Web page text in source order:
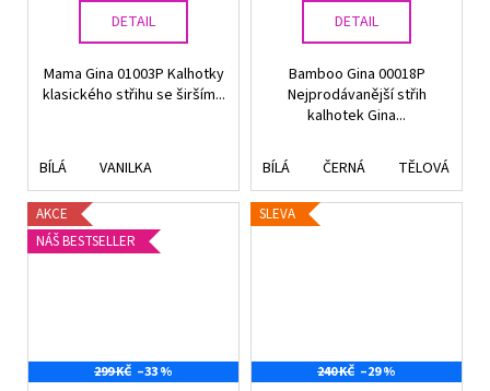
DETAIL
Mama Gina 01003P Kalhotky
klasického střihu se širším...
BÍLÁ VANILKA
DETAIL
Bamboo Gina 00018P
Nejprodávanější střih
kalhotek Gina...
BÍLÁ ČERNÁ TĚLOVÁ
AKCE
NÁŠ BESTSELLER
299 KČ –33 %
SLEVA
240 KČ –29 %